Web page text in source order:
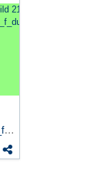
21h-003_Catalpa_fargesii_f_...